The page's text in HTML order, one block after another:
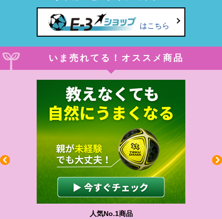
はこちら
いま売れてる！オススメ商品
人気No.1商品